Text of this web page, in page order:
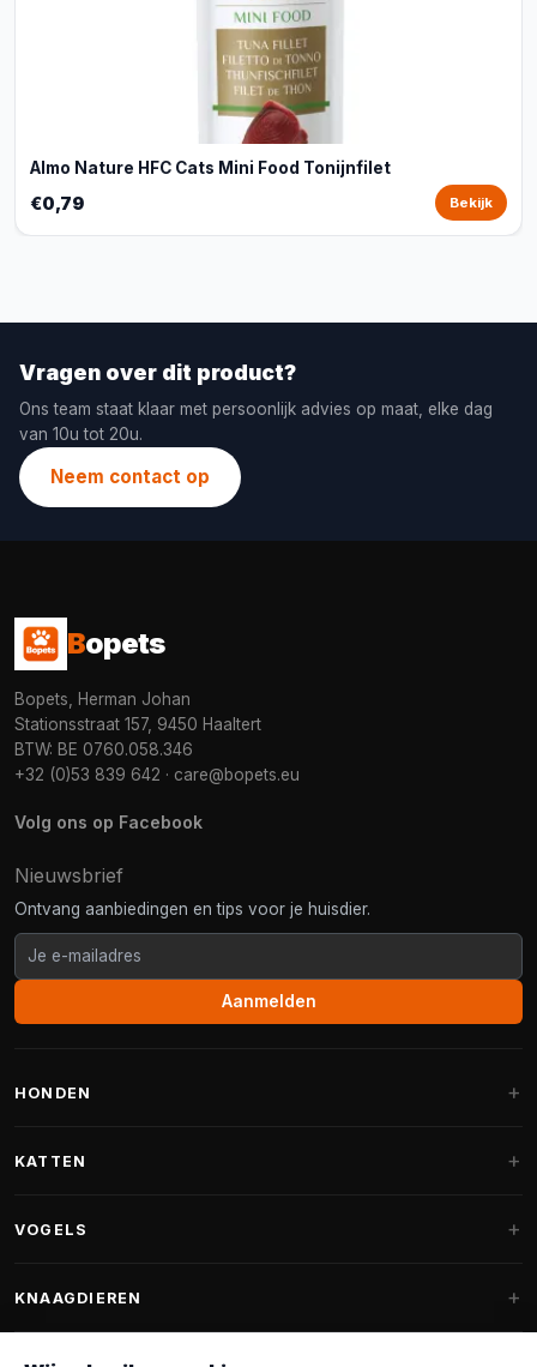
Almo Nature HFC Cats Mini Food Tonijnfilet
€0,79 Bekijk
Vragen over dit product?
Ons team staat klaar met persoonlijk advies op maat, elke dag
van 10u tot 20u.
Neem contact op
Bopets
Bopets, Herman Johan
Stationsstraat 157, 9450 Haaltert
BTW: BE 0760.058.346
+32 (0)53 839 642 · care@bopets.eu
Volg ons op Facebook
Nieuwsbrief
Ontvang aanbiedingen en tips voor je huisdier.
Aanmelden
HONDEN
Fantail hondenmanden
KATTEN
Krabpalen voor Maine Coon
VOGELS
Vogelvoer binnenvogels
KNAAGDIEREN